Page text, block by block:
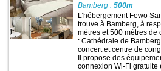
Bamberg :500m
L’hébergement Fewo
trouve à Bamberg, à
mètres et 500 mètres de
: Cathédrale de
concert et centre de
Il propose des
connexion Wi-Fi gratuite